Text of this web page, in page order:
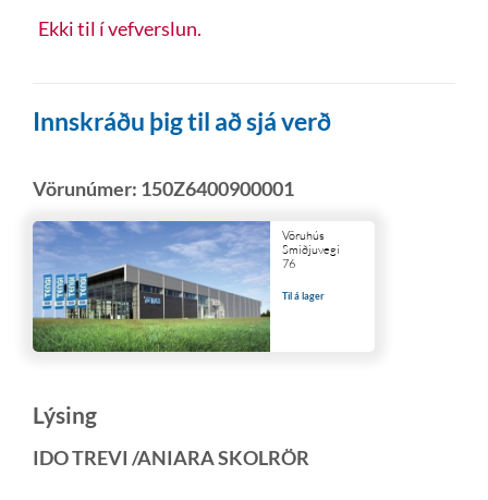
Ekki til í vefverslun.
Innskráðu þig til að sjá verð
Vörunúmer: 150Z6400900001
Vöruhús
Smiðjuvegi
76
Til á lager
Lýsing
IDO TREVI /ANIARA SKOLRÖR